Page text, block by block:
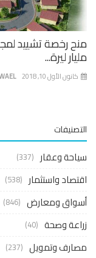
ليرة...
WAEL الأول 10, 2018
وعقار (337)
واستثمار (538)
ومعارض (846)
وصحة (40)
وتمويل (237)